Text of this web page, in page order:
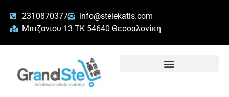
2310870377
info@stelekatis.com
Μπιζανίου 13 ΤΚ 54640 Θεσσαλονίκη